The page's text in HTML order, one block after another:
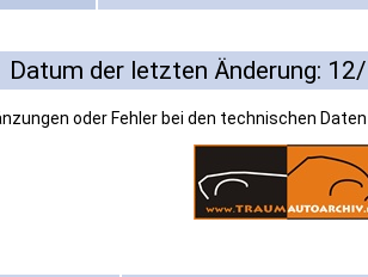
Datum der letzten Änderung:
oder Fehler bei den technischen